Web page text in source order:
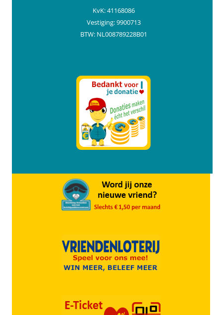
KvK: 41168086
Vestiging: 9900713
BTW: NL008789228B01